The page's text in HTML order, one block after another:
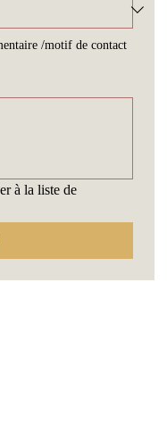
/motif de contact
à la liste de